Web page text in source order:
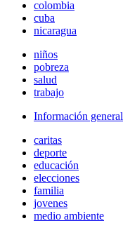
colombia
cuba
nicaragua
niños
pobreza
salud
trabajo
Información general
caritas
deporte
educación
elecciones
familia
jovenes
medio ambiente